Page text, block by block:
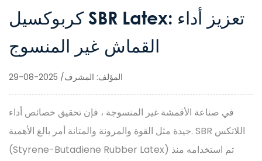
كربوكسيل SBR Latex: تعزيز أداء
القماش غير المنسوج
المؤلف: المشرف/ 2025-08-29
في صناعة الأقمشة غير المنسوجة ، فإن تحقيق خصائص أداء
جيدة مثل القوة والمرونة والمتانة أمر بالغ الأهمية.
SBR اللاتكس
(Styrene-Butadiene Rubber Latex) تم استخدامه منذ